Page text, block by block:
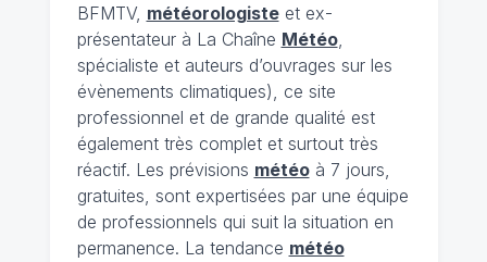
BFMTV, météorologisteet ex-
présentateur à La Chaîne Météo,
spécialiste et auteurs d’ouvrages sur les
évènements climatiques), ce site
professionnel et de grande qualité est
également très complet et surtout très
réactif. Les prévisions météoà 7 jours,
gratuites, sont expertisées par une équipe
de professionnels qui suit la situation en
permanence. La tendance météo